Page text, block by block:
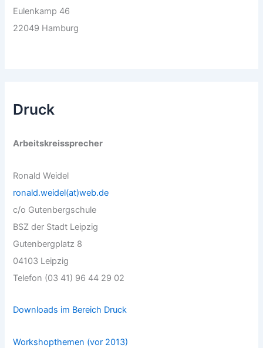
Eulenkamp 46
22049 Hamburg
Druck
Arbeitskreissprecher
Ronald Weidel
ronald.weidel(at)web.de
c/o Gutenbergschule
BSZ der Stadt Leipzig
Gutenbergplatz 8
04103 Leipzig
Telefon (03 41) 96 44 29 02
Downloads im Bereich Druck
Workshopthemen (vor 2013)